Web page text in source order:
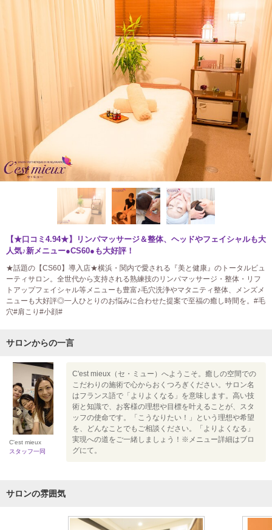
【★口コミ4.94★】リンパマッサージ＆整体、ヘッドやフェイシャルも大
人気♪新メニュー●CS60●も大好評！
★話題の【CS60】導入店★横浜・関内で愛される『美と健康』のトータルビュ
ーティサロン。全世代から支持される熟練技のリンパマッサージ・整体・リフ
トアップフェイシャル等メニューも豊富♪毛穴洗浄やマタニティ整体、メンズメ
ニューも大好評◎一人ひとりのお悩みに合わせた提案で至福の癒し時間を。#毛
穴#肩こり#小顔#
サロンからの一言
C'est mieux
スタッフ一同
C'est mieux（セ・ミュー）へようこそ。癒しの空間での
こだわりの施術で心からおくつろぎください。サロン名
はフランス語で「よりよくなる」を意味します。高い技
術と知識で、お客様の理想や目標を叶えることが、スタ
ッフの使命です。「こうなりたい！」という理想や希望
を、どんなことでもご相談ください。「よりよくなる」
実現への道をご一緒しましょう！※メニュー詳細はブロ
グにて。
サロンの雰囲気